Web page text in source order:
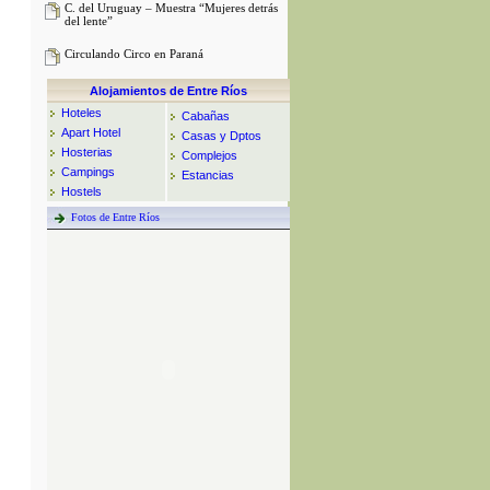
C. del Uruguay – Muestra “Mujeres detrás
del lente”
Circulando Circo en Paraná
Alojamientos de Entre Ríos
Hoteles
Apart Hotel
Hosterias
Campings
Hostels
Cabañas
Casas y Dptos
Complejos
Estancias
Fotos de Entre Ríos